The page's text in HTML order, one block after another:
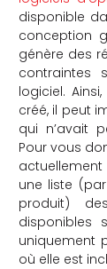
disponible
conception
génère des
contraintes
logiciel.
créé, il peut
qui n’avait
Pour vous
une liste
produit)
disponibles
uniquement
où elle est